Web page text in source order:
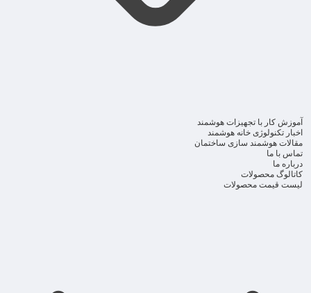
آموزش کار با تجهیزات هوشمند
اخبار تکنولوژی خانه هوشمند
مقالات هوشمند سازی ساختمان
تماس با ما
درباره ما
کاتالوگ محصولات
لیست قیمت محصولات